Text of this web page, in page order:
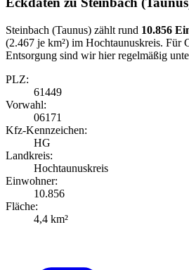
Steinbach (Taunus) zählt rund 10.856
(2.467 je km²) im Hochtaunuskreis. Für
Entsorgung sind wir hier regelmäßig
PLZ:
61449
Vorwahl:
06171
Kfz-Kennzeichen:
HG
Landkreis:
Hochtaunuskreis
Einwohner:
10.856
Fläche:
4,4 km²